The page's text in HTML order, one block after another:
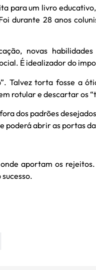
para um livro
durante 28 anos
novas
É idealizador do
Talvez torta fosse a
rotular e descartar os
dos padrões
poderá abrir as portas
aportam os